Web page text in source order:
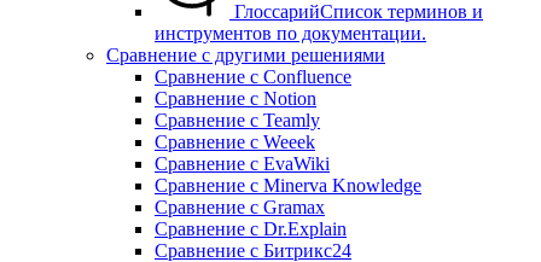
ГлоссарийСписок терминов и
инструментов по документации.
Сравнение с другими решениями
Сравнение с Confluence
Сравнение с Notion
Сравнение с Teamly
Сравнение с Weeek
Сравнение с EvaWiki
Сравнение с Minerva Knowledge
Сравнение с Gramax
Сравнение с Dr.Explain
Сравнение с Битрикс24